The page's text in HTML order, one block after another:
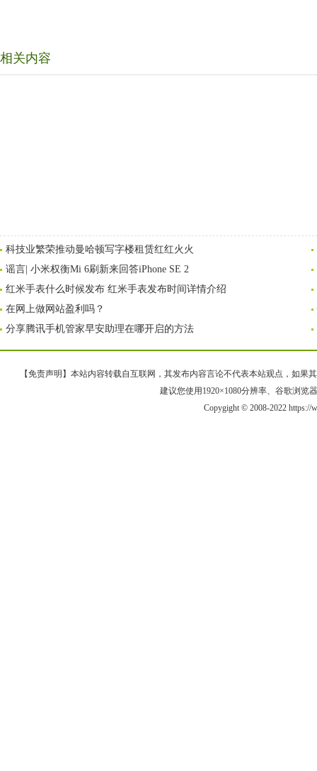
相关内容
科技业繁荣推动曼哈顿写字楼租赁红红火火
谣言| 小米权衡Mi 6刷新来回答iPhone SE 2
红米手表什么时候发布 红米手表发布时间详情介绍
在网上做网站盈利吗？
分享腾讯手机管家早安助理在哪开启的方法
【免责声明】本站内容转载自互联网，其发布内容言论不代表本站观点，如果
建议您使用1920×1080分辨率、谷歌浏览
Copygight © 2008-2022 https://